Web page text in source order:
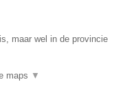
maar wel in de provincie
maps ▼